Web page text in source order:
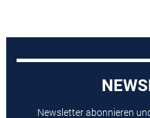
Newsletter abonnieren